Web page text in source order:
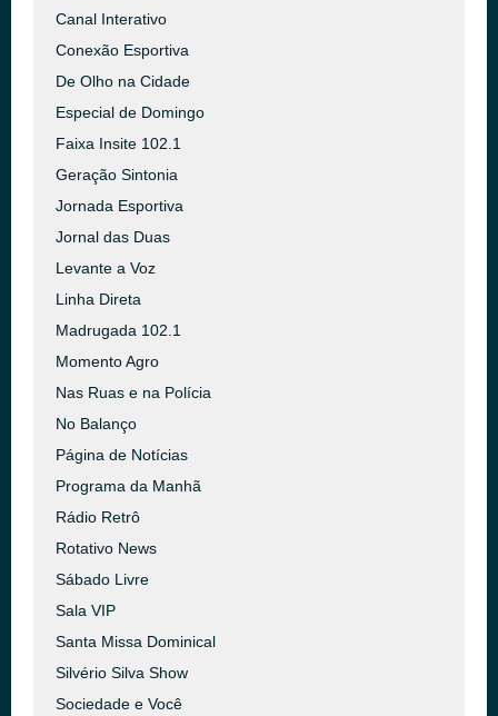
Canal Interativo
Conexão Esportiva
De Olho na Cidade
Especial de Domingo
Faixa Insite 102.1
Geração Sintonia
Jornada Esportiva
Jornal das Duas
Levante a Voz
Linha Direta
Madrugada 102.1
Momento Agro
Nas Ruas e na Polícia
No Balanço
Página de Notícias
Programa da Manhã
Rádio Retrô
Rotativo News
Sábado Livre
Sala VIP
Santa Missa Dominical
Silvério Silva Show
Sociedade e Você